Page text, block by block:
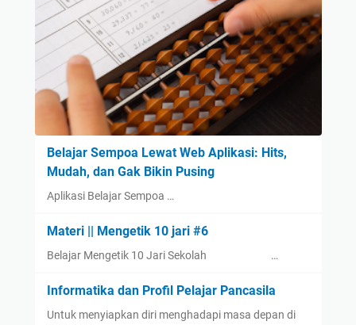
Belajar Sempoa Lewat Web Aplikasi: Hits,
Mudah, dan Gak Bikin Pusing
Aplikasi Belajar Sempoa …
Materi || Mengetik 10 jari #6
Belajar Mengetik 10 Jari Sekolah …
Informatika dan Profil Pelajar Pancasila
Untuk menyiapkan diri menghadapi masa depan di